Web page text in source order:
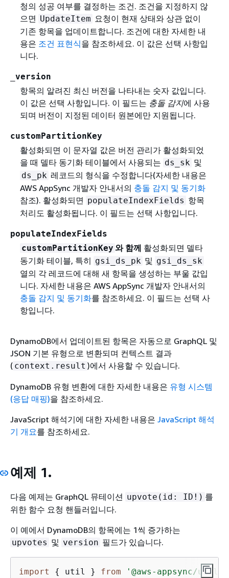
청의 성공 여부를 결정하는 조건. 조건을 지정하지 않
으면 UpdateItem 요청이 현재 상태와 상관 없이
기존 항목을 업데이트합니다. 조건에 대한 자세한 내
용은 조건 표현식을 참조하세요. 이 값은 선택 사항입
니다.
_version
항목의 알려진 최신 버전을 나타내는 숫자 값입니다.
이 값은 선택 사항입니다. 이 필드는 충돌 감지에 사용
되며 버전이 지정된 데이터 원본에만 지원됩니다.
customPartitionKey
활성화되면 이 문자열 값은 버전 관리가 활성화되었
을 때 델타 동기화 테이블에서 사용되는 ds_sk 및
ds_pk 레코드의 형식을 수정합니다(자세한 내용은
AWS AppSync 개발자 안내서의 충돌 감지 및 동기화
참조). 활성화되면 populateIndexFields 항목
처리도 활성화됩니다. 이 필드는 선택 사항입니다.
populateIndexFields
customPartitionKey 와 함께 활성화되면 델타
동기화 테이블, 특히 gsi_ds_pk 및 gsi_ds_sk
열의 각 레코드에 대해 새 항목을 생성하는 부울 값입
니다. 자세한 내용은 AWS AppSync 개발자 안내서의
충돌 감지 및 동기화를 참조하세요. 이 필드는 선택 사
항입니다.
DynamoDB에서 업데이트된 항목은 자동으로 GraphQL 및
JSON 기본 유형으로 변환되며 컨텍스트 결과
( context.result )에서 사용할 수 있습니다.
DynamoDB 유형 변환에 대한 자세한 내용은 유형 시스템
(응답 매핑)을 참조하세요.
JavaScript 해석기에 대한 자세한 내용은 JavaScript 해석
기 개요를 참조하세요.
예제 1.
다음 예제는 GraphQL 뮤테이션 upvote(id: ID!) 를
위한 함수 요청 핸들러입니다.
이 예에서 DynamoDB의 항목에는 1씩 증가하는
upvotes 및 version 필드가 있습니다.
import { util } from
'@aws-appsync/utils'